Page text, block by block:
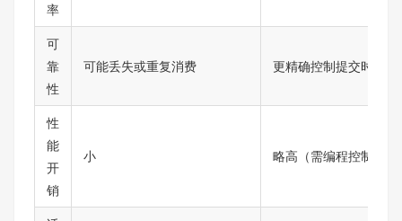
率
可
靠
性
可能丢失或重复消费 更精确控制提交时机
性
能
开
销
小 略高（需编程控制）